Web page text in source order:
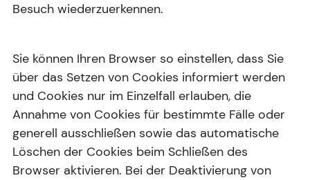
Besuch wiederzuerkennen.
Sie können Ihren Browser so einstellen, dass Sie
über das Setzen von Cookies informiert werden
und Cookies nur im Einzelfall erlauben, die
Annahme von Cookies für bestimmte Fälle oder
generell ausschließen sowie das automatische
Löschen der Cookies beim Schließen des
Browser aktivieren. Bei der Deaktivierung von